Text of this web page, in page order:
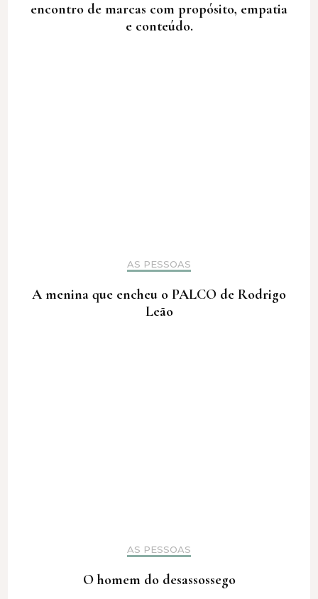
encontro de marcas com propósito, empatia
e conteúdo.
AS PESSOAS
A menina que encheu o PALCO de Rodrigo
Leão
AS PESSOAS
O homem do desassossego